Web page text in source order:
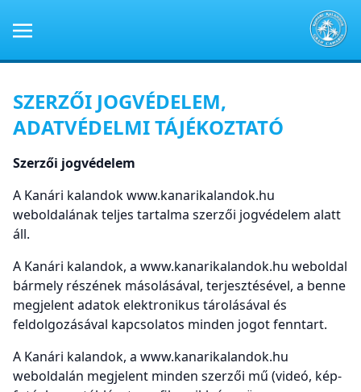
SZERZŐI JOGVÉDELEM,
ADATVÉDELMI TÁJÉKOZTATÓ
Szerzői jogvédelem
A Kanári kalandok www.kanarikalandok.hu
weboldalának teljes tartalma szerzői jogvédelem alatt
áll.
A Kanári kalandok, a www.kanarikalandok.hu weboldal
bármely részének másolásával, terjesztésével, a benne
megjelent adatok elektronikus tárolásával és
feldolgozásával kapcsolatos minden jogot fenntart.
A Kanári kalandok, a www.kanarikalandok.hu
weboldalán megjelent minden szerzői mű (videó, kép-